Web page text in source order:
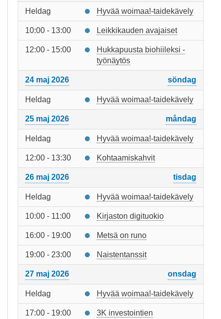
Heldag Hyvää woimaa!-taidekävely
10:00 - 13:00 Leikkikauden avajaiset
12:00 - 15:00
Hukkapuusta biohiileksi -
työnäytös
24 maj 2026 söndag
Heldag Hyvää woimaa!-taidekävely
25 maj 2026 måndag
Heldag Hyvää woimaa!-taidekävely
12:00 - 13:30 Kohtaamiskahvit
26 maj 2026 tisdag
Heldag Hyvää woimaa!-taidekävely
10:00 - 11:00 Kirjaston digituokio
16:00 - 19:00 Metsä on runo
19:00 - 23:00 Naistentanssit
27 maj 2026 onsdag
Heldag Hyvää woimaa!-taidekävely
17:00 - 19:00
3K investointien